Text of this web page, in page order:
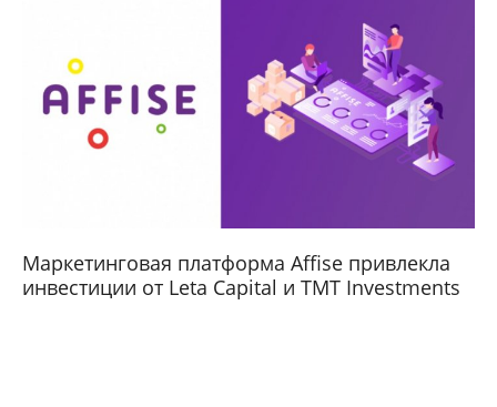
Маркетинговая платформа Affise привлекла
инвестиции от Leta Capital и TMT Investments